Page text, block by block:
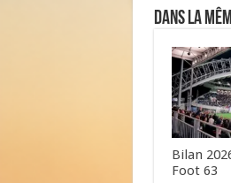
Dans la
Bilan
Foot 63